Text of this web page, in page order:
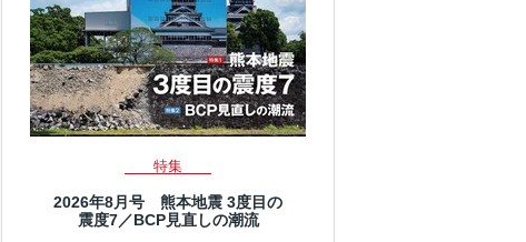
特集
2026年8月号 熊本地震 3度目の
震度7／BCP見直しの潮流